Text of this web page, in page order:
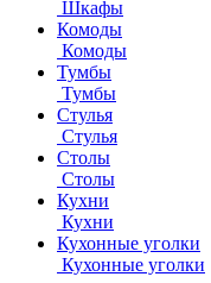
Шкафы
Комоды
Комоды
Тумбы
Тумбы
Стулья
Стулья
Столы
Столы
Кухни
Кухни
Кухонные уголки
Кухонные уголки